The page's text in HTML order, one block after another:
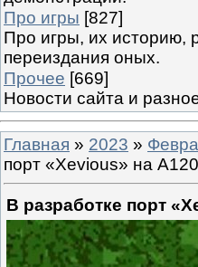
Про игры [827]
Про игры, их историю,
переиздания оных.
Прочее [669]
Новости сайта и
Главная » 2023 »
порт «Xevious» на
В разработке порт